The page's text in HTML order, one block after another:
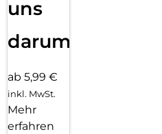
uns
darum!
ab 5,99 €
inkl. MwSt.
Mehr
erfahren